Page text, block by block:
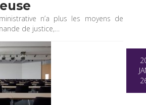
n’a plus les moyens de
de justice,…